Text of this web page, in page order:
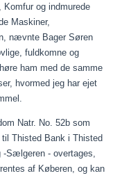
og indmurede
Maskiner,
nævnte Bager Søren
fuldkomne og
ham med de samme
hvormed jeg har ejet
Natr. No. 52b som
Thisted Bank i Thisted
-Sælgeren - overtages,
af Køberen, og kan